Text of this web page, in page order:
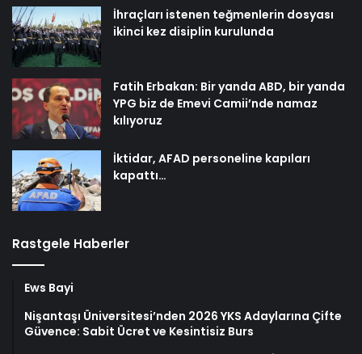
İhraçları istenen teğmenlerin dosyası
ikinci kez disiplin kurulunda
Fatih Erbakan: Bir yanda ABD, bir yanda
YPG biz de Emevi Camii’nde namaz
kılıyoruz
İktidar, AFAD personeline kapıları
kapattı…
Rastgele Haberler
Ews Bayi
Nişantaşı Üniversitesi’nden 2026 YKS Adaylarına Çifte
Güvence: Sabit Ücret ve Kesintisiz Burs